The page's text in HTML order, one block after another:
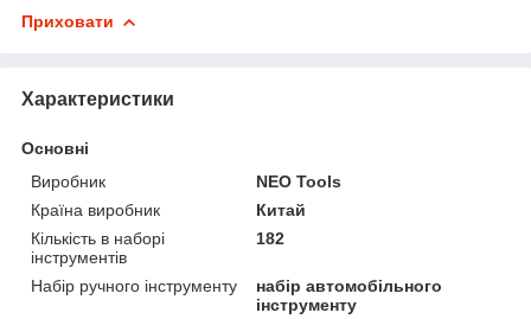
Приховати
Характеристики
Основні
Виробник
NEO Tools
Країна виробник
Китай
Кількість в наборі
інструментів
182
Набір ручного інструменту
набір автомобільного
інструменту